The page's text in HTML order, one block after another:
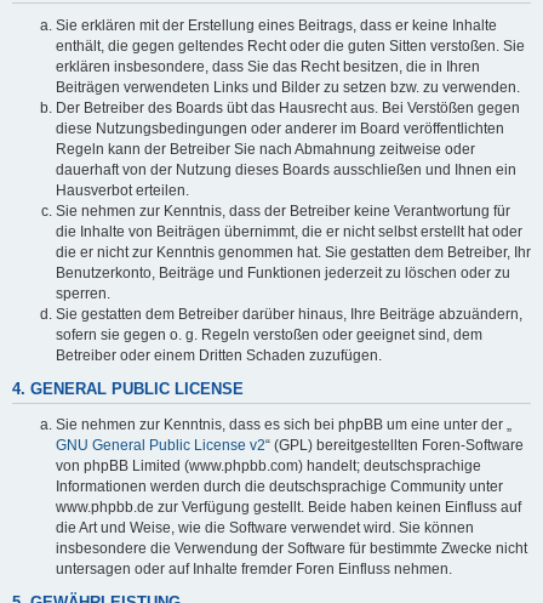
Sie erklären mit der Erstellung eines Beitrags, dass er keine Inhalte
enthält, die gegen geltendes Recht oder die guten Sitten verstoßen. Sie
erklären insbesondere, dass Sie das Recht besitzen, die in Ihren
Beiträgen verwendeten Links und Bilder zu setzen bzw. zu verwenden.
Der Betreiber des Boards übt das Hausrecht aus. Bei Verstößen gegen
diese Nutzungsbedingungen oder anderer im Board veröffentlichten
Regeln kann der Betreiber Sie nach Abmahnung zeitweise oder
dauerhaft von der Nutzung dieses Boards ausschließen und Ihnen ein
Hausverbot erteilen.
Sie nehmen zur Kenntnis, dass der Betreiber keine Verantwortung für
die Inhalte von Beiträgen übernimmt, die er nicht selbst erstellt hat oder
die er nicht zur Kenntnis genommen hat. Sie gestatten dem Betreiber, Ihr
Benutzerkonto, Beiträge und Funktionen jederzeit zu löschen oder zu
sperren.
Sie gestatten dem Betreiber darüber hinaus, Ihre Beiträge abzuändern,
sofern sie gegen o. g. Regeln verstoßen oder geeignet sind, dem
Betreiber oder einem Dritten Schaden zuzufügen.
4. GENERAL PUBLIC LICENSE
Sie nehmen zur Kenntnis, dass es sich bei phpBB um eine unter der „
GNU General Public License v2“ (GPL) bereitgestellten Foren-Software
von phpBB Limited (www.phpbb.com) handelt; deutschsprachige
Informationen werden durch die deutschsprachige Community unter
www.phpbb.de zur Verfügung gestellt. Beide haben keinen Einfluss auf
die Art und Weise, wie die Software verwendet wird. Sie können
insbesondere die Verwendung der Software für bestimmte Zwecke nicht
untersagen oder auf Inhalte fremder Foren Einfluss nehmen.